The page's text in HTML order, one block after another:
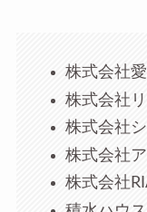
株式会社
株式会社
株式会社
株式会社
株式会社